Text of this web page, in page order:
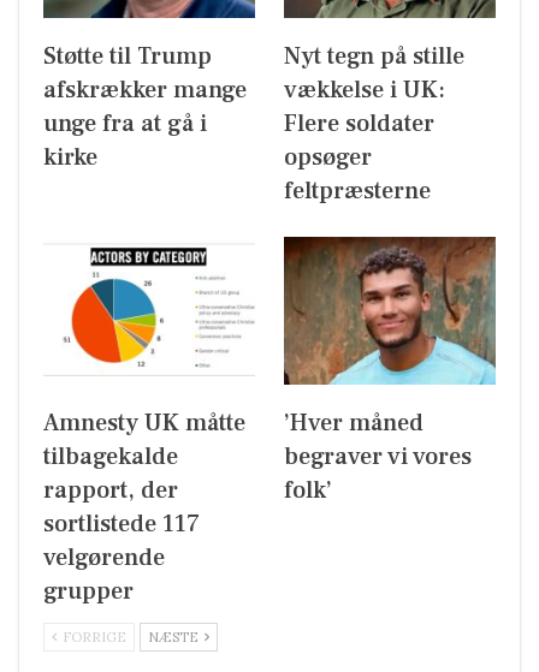
Støtte til Trump
afskrækker mange
unge fra at gå i
kirke
Nyt tegn på stille
vækkelse i UK:
Flere soldater
opsøger
feltpræsterne
Amnesty UK måtte
tilbagekalde
rapport, der
sortlistede 117
velgørende
grupper
’Hver måned
begraver vi vores
folk’
FORRIGE NÆSTE